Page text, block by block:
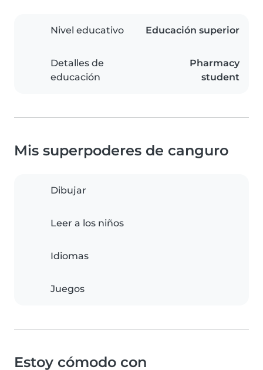
Nivel educativo Educación superior
Detalles de
educación
Pharmacy
student
Mis superpoderes de canguro
Dibujar
Leer a los niños
Idiomas
Juegos
Estoy cómodo con